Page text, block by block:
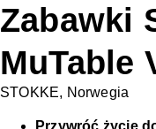
Zabawki
MuTable
STOKKE, Norwegia